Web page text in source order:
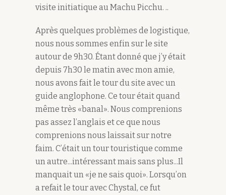
visite initiatique au Machu Picchu. ..
Après quelques problèmes de logistique,
nous nous sommes enfin sur le site
autour de 9h30. Étant donné que j’y était
depuis 7h30 le matin avec mon amie,
nous avons fait le tour du site avec un
guide anglophone. Ce tour était quand
même très «banal». Nous comprenions
pas assez l’anglais et ce que nous
comprenions nous laissait sur notre
faim. C’était un tour touristique comme
un autre...intéressant mais sans plus...Il
manquait un «je ne sais quoi». Lorsqu’on
a refait le tour avec Chystal, ce fut